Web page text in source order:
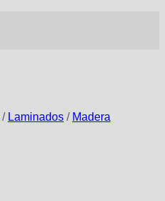
/ Laminados / Madera